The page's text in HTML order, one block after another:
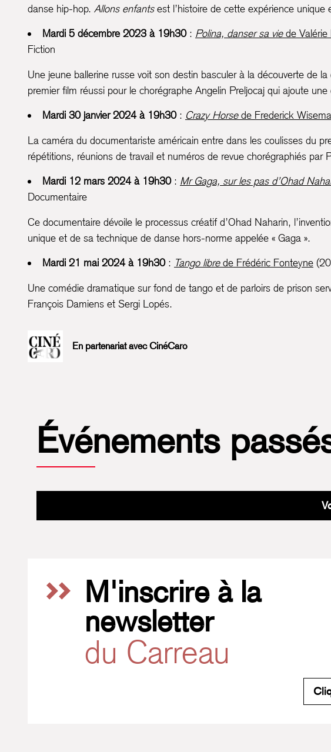
danse hip-hop. Allons enfantsest l’histoire de cette expérience unique
Mardi 5 décembre 2023 à 19h30: Polina, danser sa viede Valérie
Fiction
Une jeune ballerine russe voit son destin basculer à la découverte de
premier film réussi pour le chorégraphe Angelin Preljocaj qui ajoute
Mardi 30 janvier 2024 à 19h30: Crazy Horsede Frederick
La caméra du documentariste américain entre dans les coulisses du
répétitions, réunions de travail et numéros de revue chorégraphiés par
Mardi 12 mars 2024 à 19h30: Mr Gaga, sur les pas d’Ohad
Documentaire
Ce documentaire dévoile le processus créatif d’Ohad Naharin,
unique et de sa technique de danse hors-norme appelée « Gaga ».
Mardi 21 mai 2024 à 19h30: Tango librede Frédéric Fonteyne
Une comédie dramatique sur fond de tango et de parloirs de prison
François Damiens et Sergi Lopés.
En partenariat avecCinéCaro
Événements
M'inscrire à la
newsletter
du Carreau